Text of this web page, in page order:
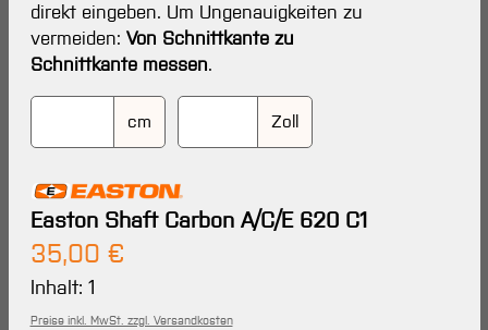
direkt eingeben. Um Ungenauigkeiten zu
vermeiden: Von Schnittkante zu
Schnittkante messen.
cm Zoll
Easton Shaft Carbon A/C/E 620 C1
Regulärer Preis:
35,00 €
Inhalt: 1
Preise inkl. MwSt. zzgl. Versandkosten